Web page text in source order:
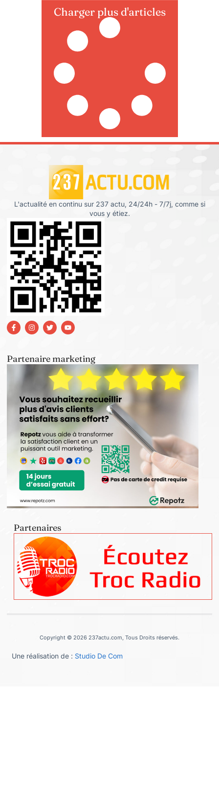
Charger plus d'articles
L'actualité en continu sur 237 actu, 24/24h - 7/7j, comme si
vous y étiez.
Partenaire marketing
Partenaires
Copyright © 2026 237actu.com, Tous Droits réservés.
Une réalisation de : Studio De Com